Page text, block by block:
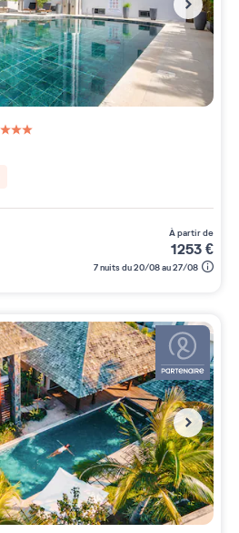
à partir de
1253€
7 nuits du 20/08 au 27/08